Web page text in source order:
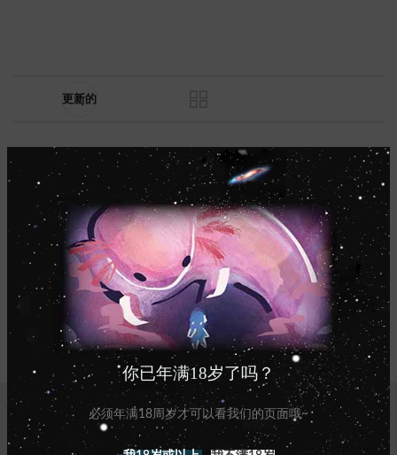
你已年满18岁了吗？
必须年满18周岁才可以看我们的页面哦~
更新的
相关项目
ACCESSORIES
IMPERDIET MAURIS A NONTIN